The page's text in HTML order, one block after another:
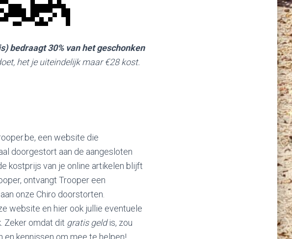
bedraagt 30% van het geschonken
het je uiteindelijk maar €28 kost.
een website die
doorgestort aan de aangesloten
kostprijs van je online artikelen blijft
ontvangt Trooper een
onze Chiro doorstorten.
website en hier ook jullie eventuele
Zeker omdat dit gratis geldis, zou
en kennissen om mee te helpen!